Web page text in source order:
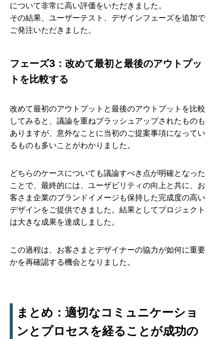
について非常に高い評価をいただきました。
その結果、ユーザーテスト、デザインフェーズを追加で
ご発注いただきました。
フェーズ3：改めて最初と最後のアウトプッ
トを比較する
改めて最初のアウトプットと最後のアウトプットを比較
してみると、議論を重ねブラッシュアップされたものも
ありますが、意外なことに当初のご提案事項になってい
るものも多いことがわかりました。
どちらのケースについても議論すべき点が明確となった
ことで、最終的には、ユーザビリティの向上と共に、お
客さま企業のブランドイメージも保持した完成度の高い
デザインをご提供できました。結果としてプロジェクト
は大きな成果を達成しました。
この過程は、お客さまとデザイナーの協力が如何に重要
かを再確認する機会となりました。
まとめ：適切なコミュニケーショ
ンとプロセスを経ることが成功の